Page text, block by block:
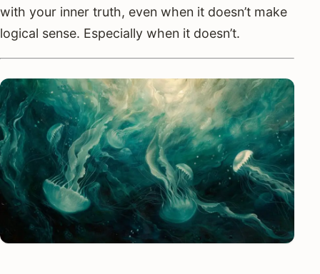
with your inner truth, even when it doesn’t make
logical sense. Especially when it doesn’t.